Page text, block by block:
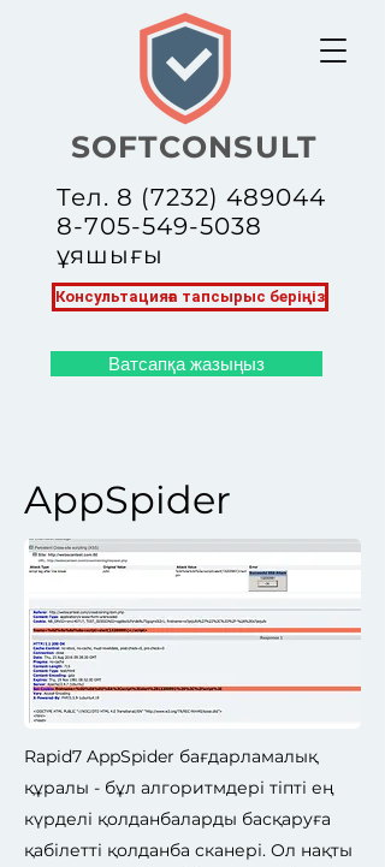
Ватсапқа жазыңыз
SOFTCONSULT
Консультацияға тапсырыс беріңіз
Тел. 8 (7232) 489044
8-705-549-5038
ұяшығы
AppSpider
Rapid7 AppSpider бағдарламалық
құралы - бұл алгоритмдері тіпті ең
күрделі қолданбаларды басқаруға
қабілетті қолданба сканері. Ол нақты